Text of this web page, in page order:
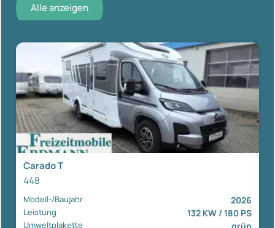
Alle anzeigen
Carado T
448
Modell-/Baujahr 2026
Leistung 132 KW / 180 PS
Umweltplakette grün